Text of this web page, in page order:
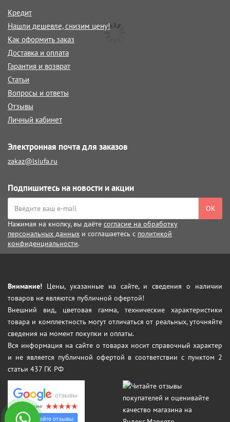
Кредит
Нашли дешевле, снизим цену!
Как оформить заказ
Доставка и оплата
Гарантия и возврат
Статьи
Вопросы и ответы
Отзывы
Личный кабинет
Электронная почта для заказов
zakaz@lsiufa.ru
Подпишитесь на новости и акции
ОК
Нажимая на кнопку, вы даёте согласие на обработку
персональных данных и соглашаетесь с политикой
конфиденциальности.
Внимание! Цены, указанные на сайте, и сведения о наличии
товаров не являются публичной офертой!
Внешний вид, цветовая гамма, технические характеристики
товара и комплектность могут отличаться от реальных, уточняйте
сведения на момент покупки и оплаты.
Вся информация на сайте о товарах носит справочный характер
и не является публичной офертой в соответствии с пунктом 2
статьи 437 ГК РФ